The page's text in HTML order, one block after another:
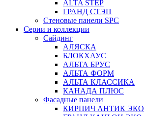
ALTA STEP
ГРАНД СТЭП
Стеновые панели SPC
Серии и коллекции
Сайдинг
АЛЯСКА
БЛОКХАУС
АЛЬТА БРУС
АЛЬТА ФОРМ
АЛЬТА КЛАССИКА
КАНАДА ПЛЮС
Фасадные панели
КИРПИЧ АНТИК ЭКО